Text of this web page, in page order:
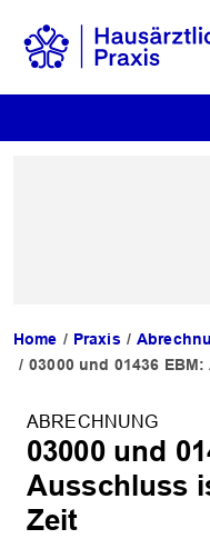
Home Praxis
03000 und 01436
ABRECHNUNG
03000 und
Ausschluss
Zeit